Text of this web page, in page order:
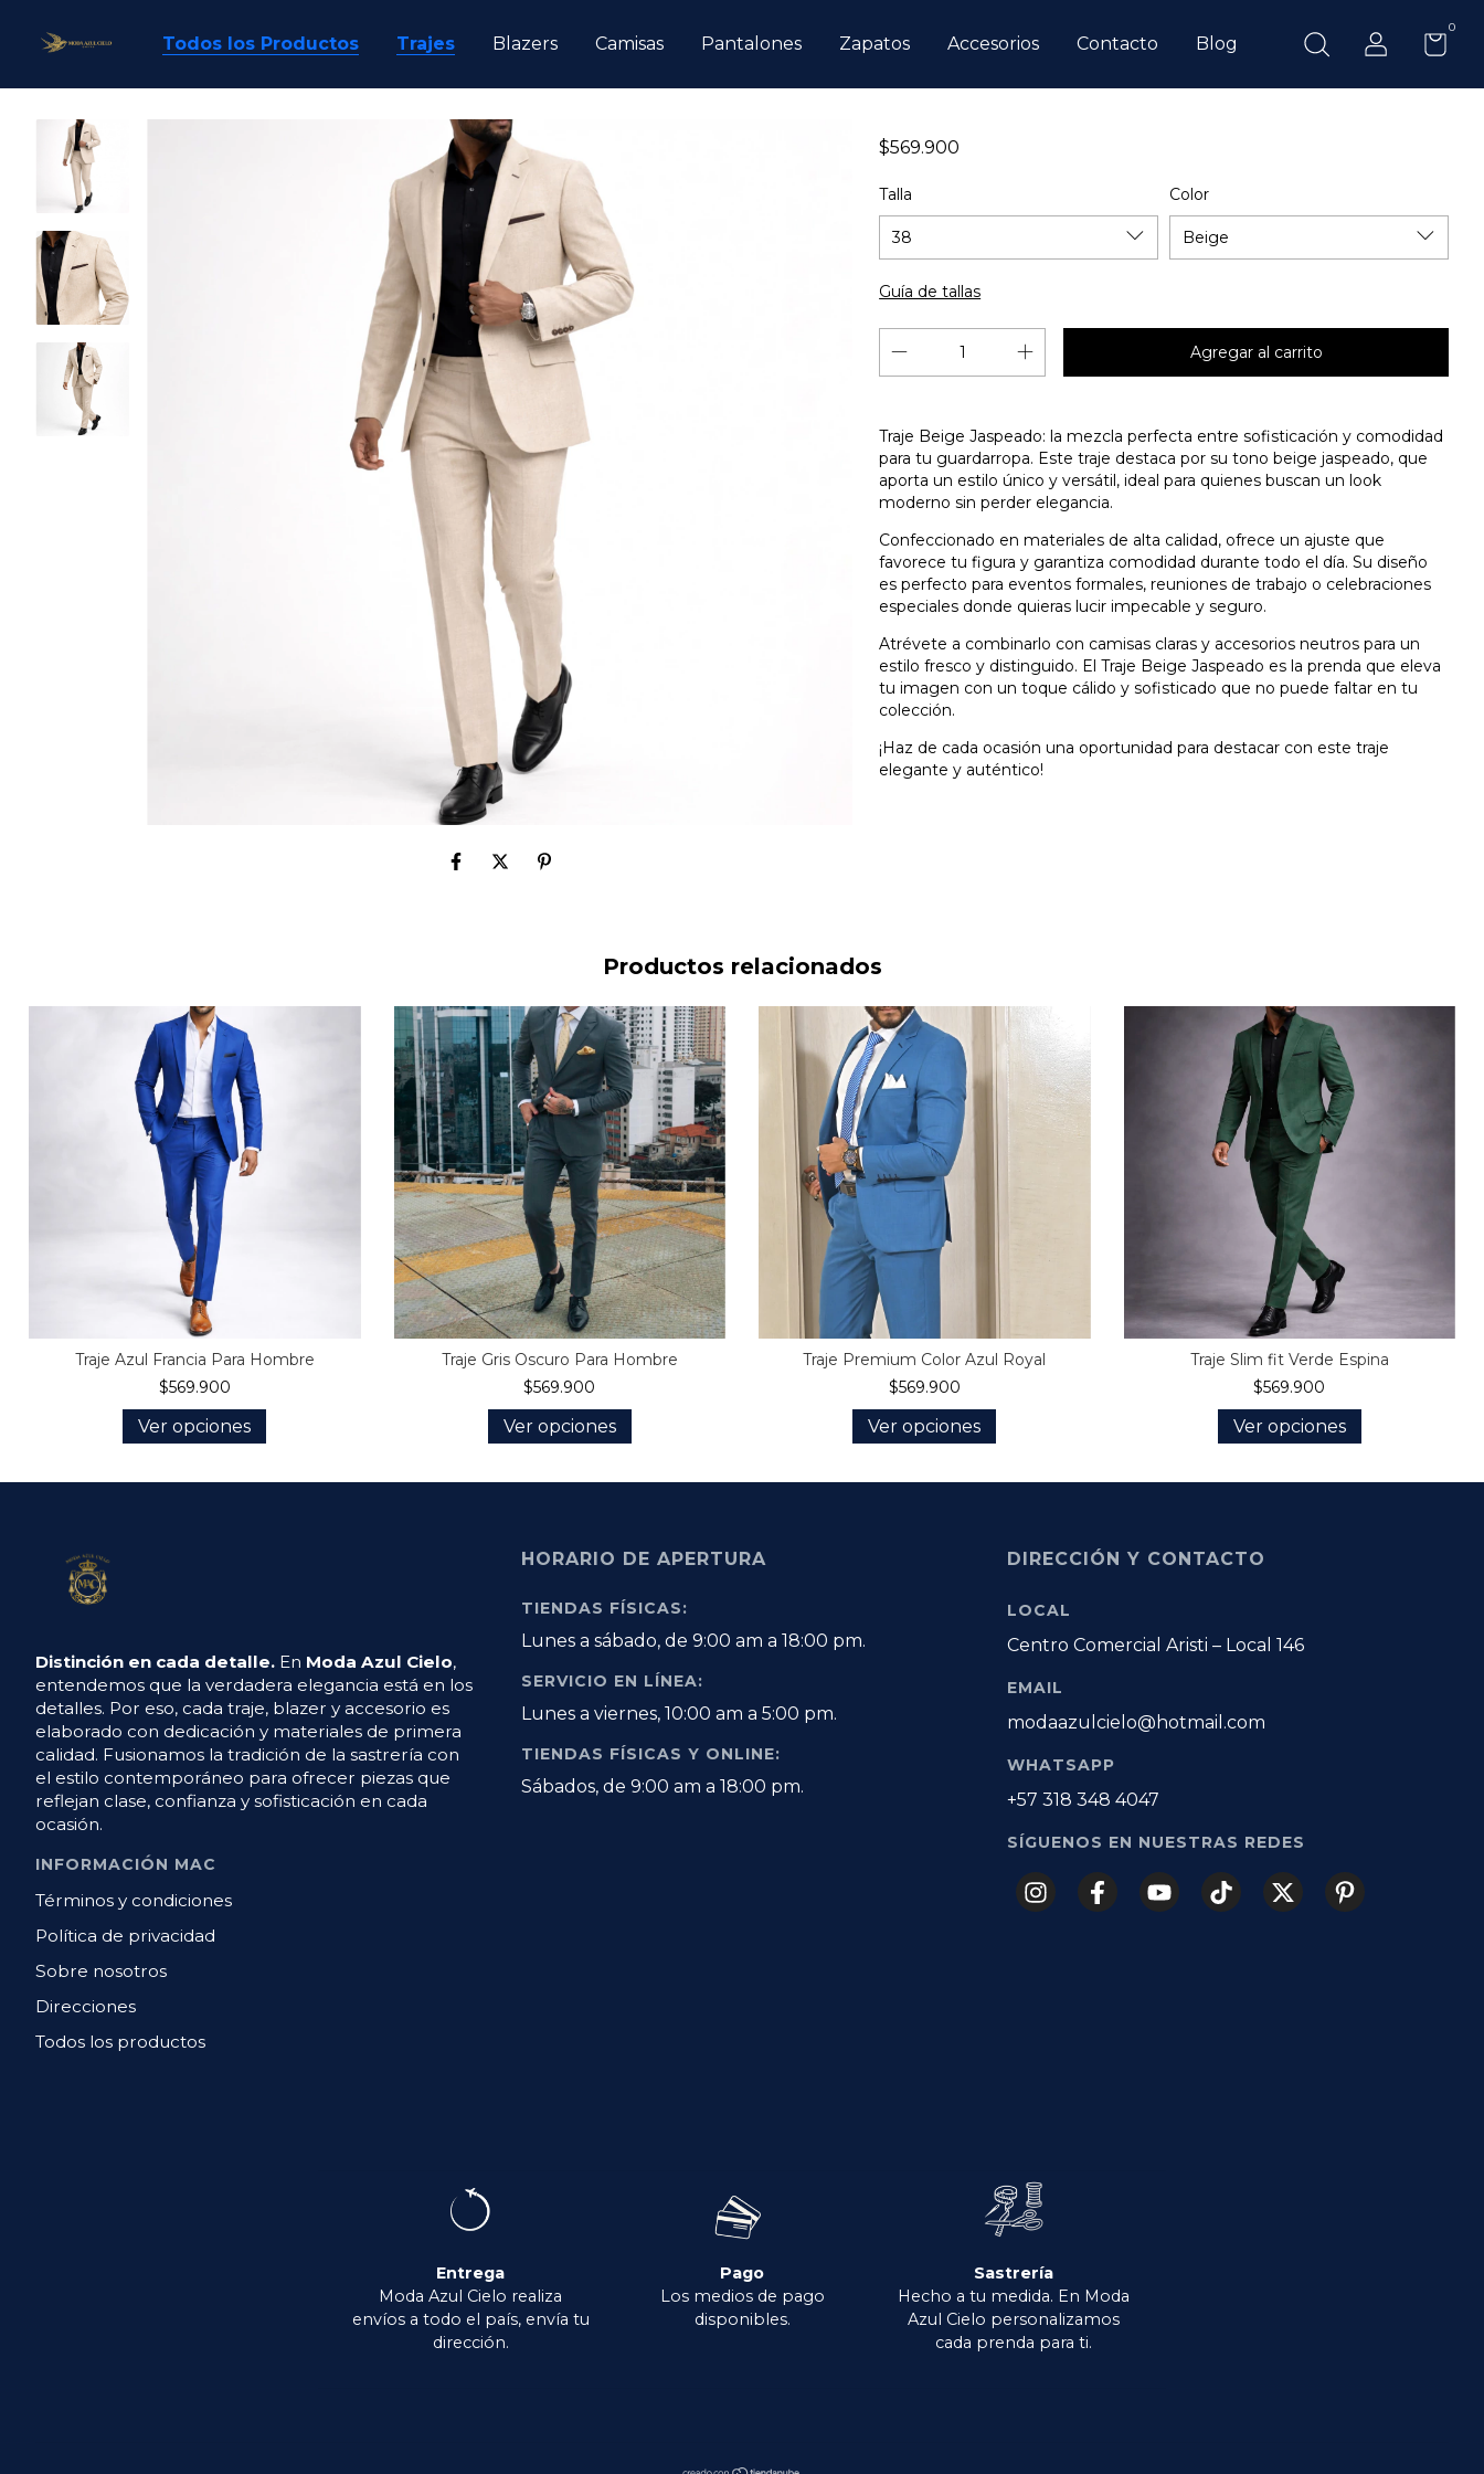
Todos los Productos Trajes Blazers Camisas Pantalones Zapatos Accesorios Contacto Blog
0
$569.900
Talla Color
Guía de tallas
Traje Beige Jaspeado: la mezcla perfecta entre sofisticación y comodidad
para tu guardarropa. Este traje destaca por su tono beige jaspeado, que
aporta un estilo único y versátil, ideal para quienes buscan un look
moderno sin perder elegancia.
Confeccionado en materiales de alta calidad, ofrece un ajuste que
favorece tu figura y garantiza comodidad durante todo el día. Su diseño
es perfecto para eventos formales, reuniones de trabajo o celebraciones
especiales donde quieras lucir impecable y seguro.
Atrévete a combinarlo con camisas claras y accesorios neutros para un
estilo fresco y distinguido. El Traje Beige Jaspeado es la prenda que eleva
tu imagen con un toque cálido y sofisticado que no puede faltar en tu
colección.
¡Haz de cada ocasión una oportunidad para destacar con este traje
elegante y auténtico!
Productos relacionados
Traje Azul Francia Para Hombre
$569.900
Ver opciones
Traje Gris Oscuro Para Hombre
$569.900
Ver opciones
Traje Premium Color Azul Royal
$569.900
Ver opciones
Traje Slim fit Verde Espina
$569.900
Ver opciones
Distinción en cada detalle. En Moda Azul Cielo,
entendemos que la verdadera elegancia está en los
detalles. Por eso, cada traje, blazer y accesorio es
elaborado con dedicación y materiales de primera
calidad. Fusionamos la tradición de la sastrería con
el estilo contemporáneo para ofrecer piezas que
reflejan clase, confianza y sofisticación en cada
ocasión.
INFORMACIÓN MAC
Términos y condiciones
Política de privacidad
Sobre nosotros
Direcciones
Todos los productos
HORARIO DE APERTURA
TIENDAS FÍSICAS:
Lunes a sábado, de 9:00 am a 18:00 pm.
SERVICIO EN LÍNEA:
Lunes a viernes, 10:00 am a 5:00 pm.
TIENDAS FÍSICAS Y ONLINE:
Sábados, de 9:00 am a 18:00 pm.
DIRECCIÓN Y CONTACTO
LOCAL
Centro Comercial Aristi – Local 146
EMAIL
modaazulcielo@hotmail.com
WHATSAPP
+57 318 348 4047
SÍGUENOS EN NUESTRAS REDES
Entrega
Moda Azul Cielo realiza
envíos a todo el país, envía tu
dirección.
Pago
Los medios de pago
disponibles.
Sastrería
Hecho a tu medida. En Moda
Azul Cielo personalizamos
cada prenda para ti.